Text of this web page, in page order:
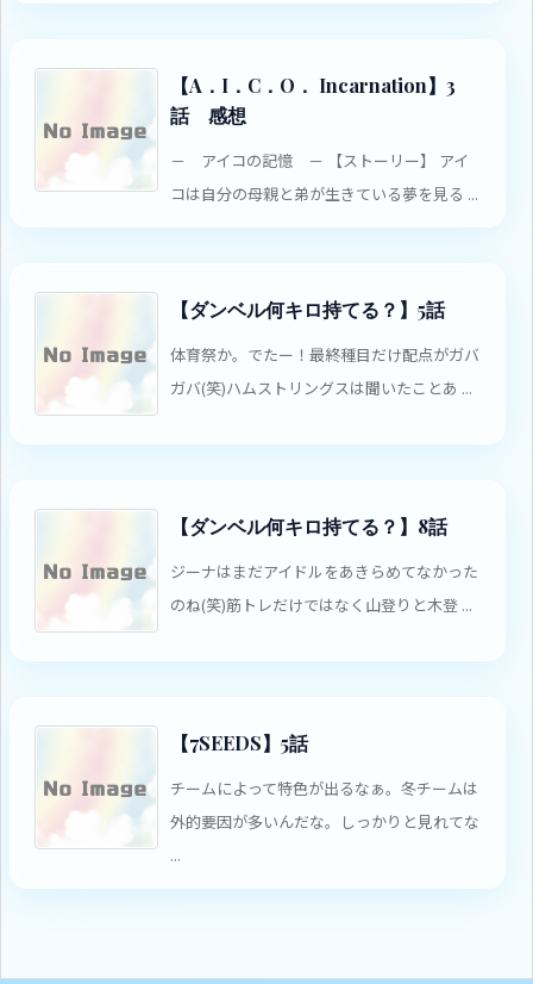
【A．I．C．O． Incarnation】3
話 感想
－ アイコの記憶 － 【ストーリー】 アイ
コは自分の母親と弟が生きている夢を見る ...
【ダンベル何キロ持てる？】5話
体育祭か。でたー！最終種目だけ配点がガバ
ガバ(笑)ハムストリングスは聞いたことあ ...
【ダンベル何キロ持てる？】8話
ジーナはまだアイドルをあきらめてなかった
のね(笑)筋トレだけではなく山登りと木登 ...
【7SEEDS】5話
チームによって特色が出るなぁ。冬チームは
外的要因が多いんだな。しっかりと見れてな
...